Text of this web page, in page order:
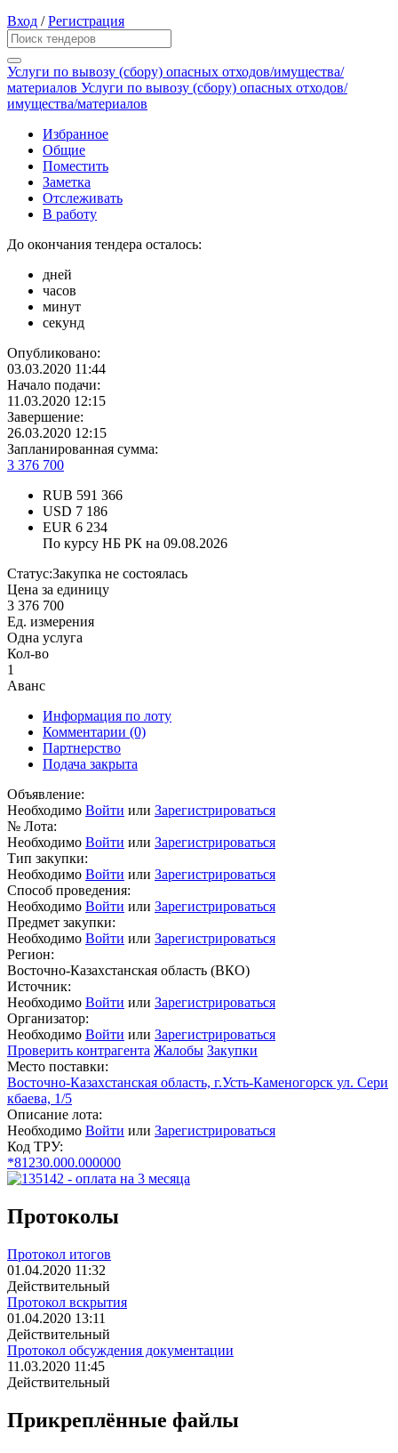
Вход /Регистрация
Услуги по вывозу (сбору) опасных отходов/имущества/
материалов Услуги по вывозу (сбору) опасных отходов/
имущества/материалов
Избранное
Общие
Поместить
Заметка
Отслеживать
В работу
До окончания тендера осталось:
дней
часов
минут
секунд
Опубликовано:
03.03.2020 11:44
Начало подачи:
11.03.2020 12:15
Завершение:
26.03.2020 12:15
Запланированная сумма:
3 376 700
RUB 591 366
USD 7 186
EUR 6 234
По курсу НБ РК на 09.08.2026
Статус:Закупка не состоялась
Цена за единицу
3 376 700
Ед. измерения
Одна услуга
Кол-во
1
Аванс
Информация по лоту
Комментарии (0)
Партнерство
Подача закрыта
Объявление:
Необходимо Войти или Зарегистрироваться
№ Лота:
Необходимо Войти или Зарегистрироваться
Тип закупки:
Необходимо Войти или Зарегистрироваться
Способ проведения:
Необходимо Войти или Зарегистрироваться
Предмет закупки:
Необходимо Войти или Зарегистрироваться
Регион:
Восточно-Казахстанская область (ВКО)
Источник:
Необходимо Войти или Зарегистрироваться
Организатор:
Необходимо Войти или Зарегистрироваться
Проверить контрагента Жалобы Закупки
Место поставки:
Восточно-Казахстанская область, г.Усть-Каменогорск ул. Сери
кбаева, 1/5
Описание лота:
Необходимо Войти или Зарегистрироваться
Код ТРУ:
*81230.000.000000
Протоколы
Протокол итогов
01.04.2020 11:32
Действительный
Протокол вскрытия
01.04.2020 13:11
Действительный
Протокол обсуждения документации
11.03.2020 11:45
Действительный
Прикреплённые файлы